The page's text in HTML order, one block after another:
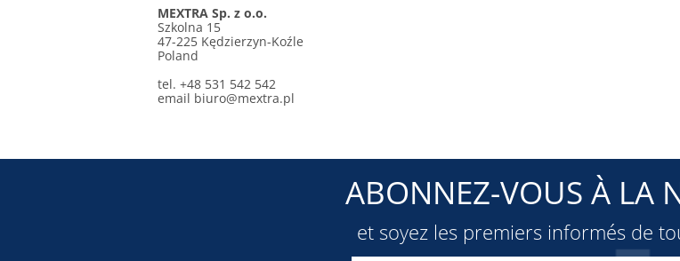
MEXTRA Sp. z o.o.
Szkolna 15
47-225 Kędzierzyn-Koźle
Poland
tel. +48 531 542 542
email biuro@mextra.pl
ABONNEZ-VOUS À LA
et soyez les premiers informés de